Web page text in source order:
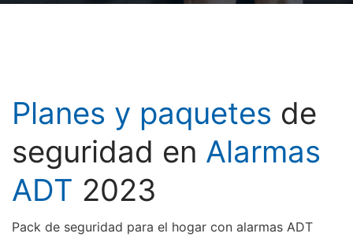
Planes y paquetes de
seguridad en Alarmas
ADT 2023
Pack de seguridad para el hogar con alarmas ADT